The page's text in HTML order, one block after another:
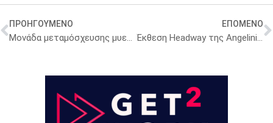
ΠΡΟΗΓΟΥΜΕΝΟ
Mονάδα μεταμόσχευσης μυελού των οστών στο Πανεπιστημιακό Νοσοκομείο Λάρισας
ΕΠΟΜΕΝΟ
Έκθεση Headway της Angelini Pharma για την αύξηση των επενδύσεων στην ψυχική υγεία